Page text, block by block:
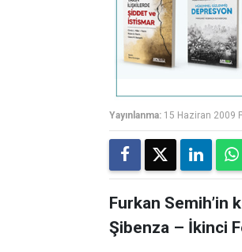
Yayınlanma: 15 Haziran 2009
Furkan Semih’in
Şibenza – İkinci